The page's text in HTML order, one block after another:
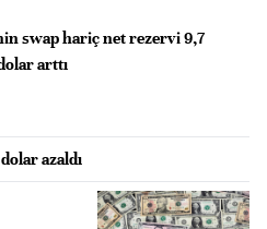
swap hariç net rezervi 9,7
arttı
azaldı